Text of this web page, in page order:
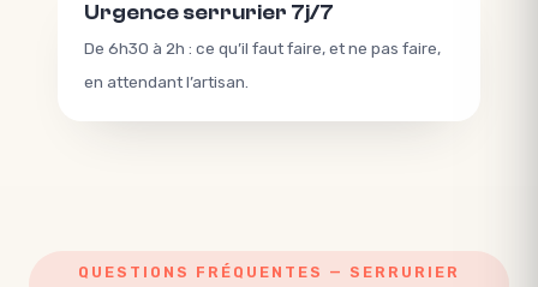
Urgence serrurier 7j/7
De 6h30 à 2h : ce qu’il faut faire, et ne pas faire,
en attendant l’artisan.
QUESTIONS FRÉQUENTES — SERRURIER